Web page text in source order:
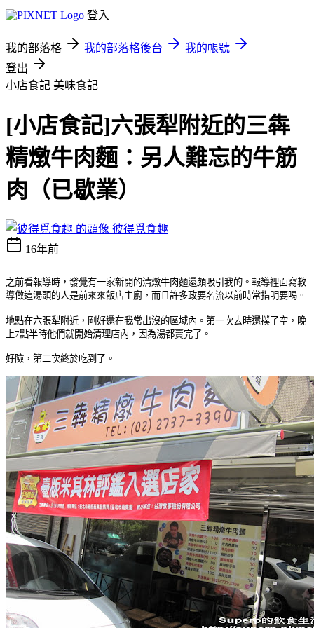
登入
我的部落格 我的部落格後台
我的帳號
登出
小店食記 美味食記
[小店食記]六張犁附近的三犇
精燉牛肉麵：另人難忘的牛筋
肉（已歇業）
彼得覓食趣
16年前
之前看報導時，發覺有一家新開的清燉牛肉麵還頗吸引我的。報導裡面寫教
導做這湯頭的人是前來來飯店主廚，而且許多政要名流以前時常指明要喝。
地點在六張犁附近，剛好還在我常出沒的區域內。第一次去時還撲了空，晚
上7點半時他們就開始清理店內，因為湯都賣完了。
好險，第二次終於吃到了。